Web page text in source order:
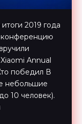
2019 года
Annual
победил В
небольшие
10 человек).